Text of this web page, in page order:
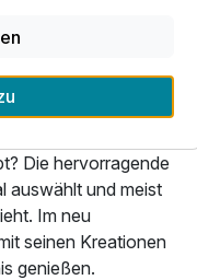
Die hervorragende
auswählt und meist
Im neu
seinen Kreationen
genießen.